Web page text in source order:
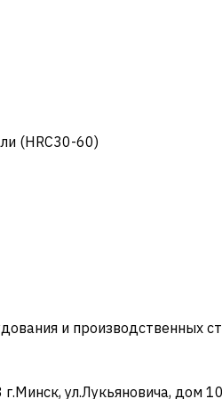
(HRC30-60)
и производственных
ул.Лукьяновича, дом